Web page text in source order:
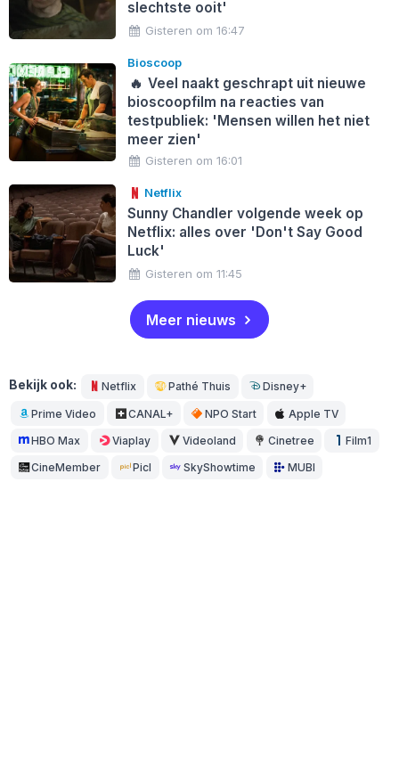
slechtste ooit'
Gisteren om 16:47
Bioscoop
🔥 Veel naakt geschrapt uit nieuwe
bioscoopfilm na reacties van
testpubliek: 'Mensen willen het niet
meer zien'
Gisteren om 16:01
Netflix
Sunny Chandler volgende week op
Netflix: alles over 'Don't Say Good
Luck'
Gisteren om 11:45
Meer nieuws
Bekijk ook: Netflix Pathé Thuis Disney+
Prime Video CANAL+ NPO Start Apple TV
HBO Max Viaplay Videoland Cinetree Film1
CineMember Picl SkyShowtime MUBI